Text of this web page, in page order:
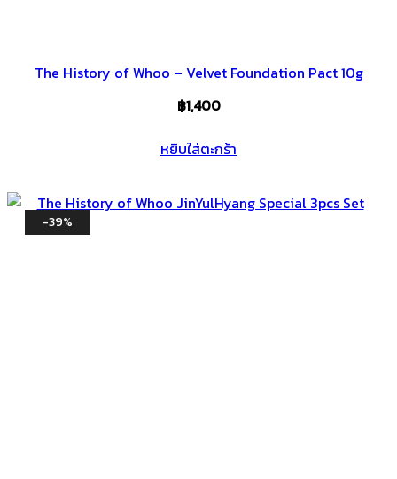
The History of Whoo – Velvet Foundation Pact 10g
฿1,400
หยิบใส่ตะกร้า
-39%